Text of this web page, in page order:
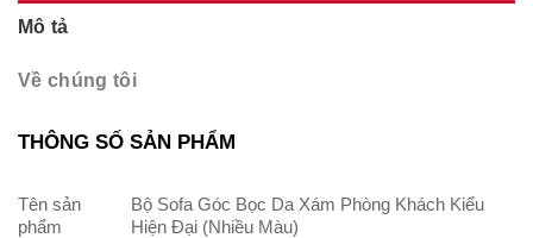
Mô tả
Về chúng tôi
THÔNG SỐ SẢN PHẨM
Tên sản
phẩm
Bộ Sofa Góc Bọc Da Xám Phòng Khách Kiểu
Hiện Đại (Nhiều Màu)